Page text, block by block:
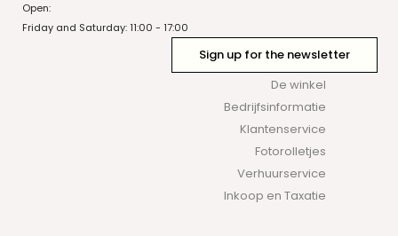
Open:
Friday and Saturday: 11:00 - 17:00
Sign up for the newsletter
De winkel
Bedrijfsinformatie
Klantenservice
Fotorolletjes
Verhuurservice
Inkoop en Taxatie